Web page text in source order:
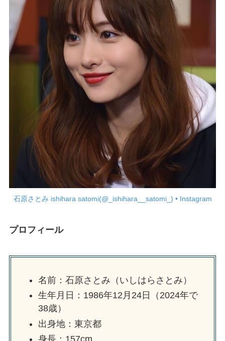
石原さとみ ishihara satomi(@_ishihara__satomi_) • Instagram
プロフィール
名前：石原さとみ（いしはらさとみ）
生年月日：1986年12月24日（2024年で
38歳）
出身地：東京都